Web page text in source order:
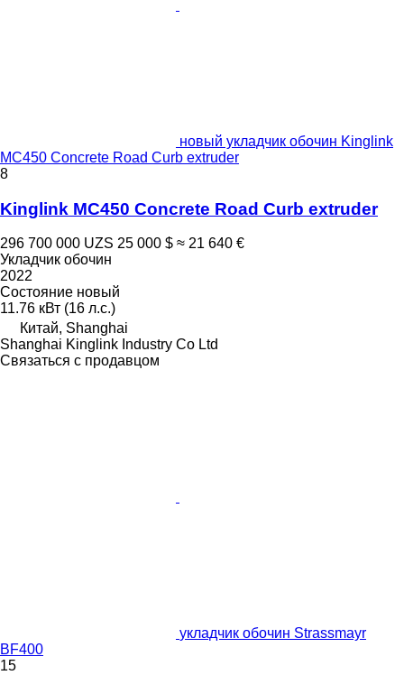
новый укладчик обочин Kinglink
MC450 Concrete Road Curb extruder
8
Kinglink MC450 Concrete Road Curb extruder
296 700 000 UZS 25 000 $ ≈ 21 640 €
Укладчик обочин
2022
Состояние новый
11.76 кВт (16 л.с.)
Китай, Shanghai
Shanghai Kinglink Industry Co Ltd
Связаться с продавцом
укладчик обочин Strassmayr
BF400
15